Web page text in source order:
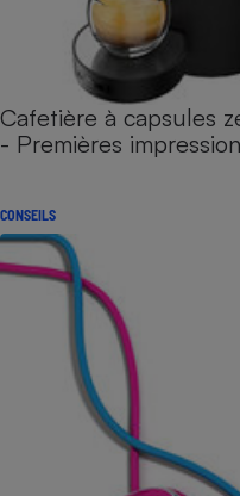
Cafetière à capsules
- Premières
CONSEILS